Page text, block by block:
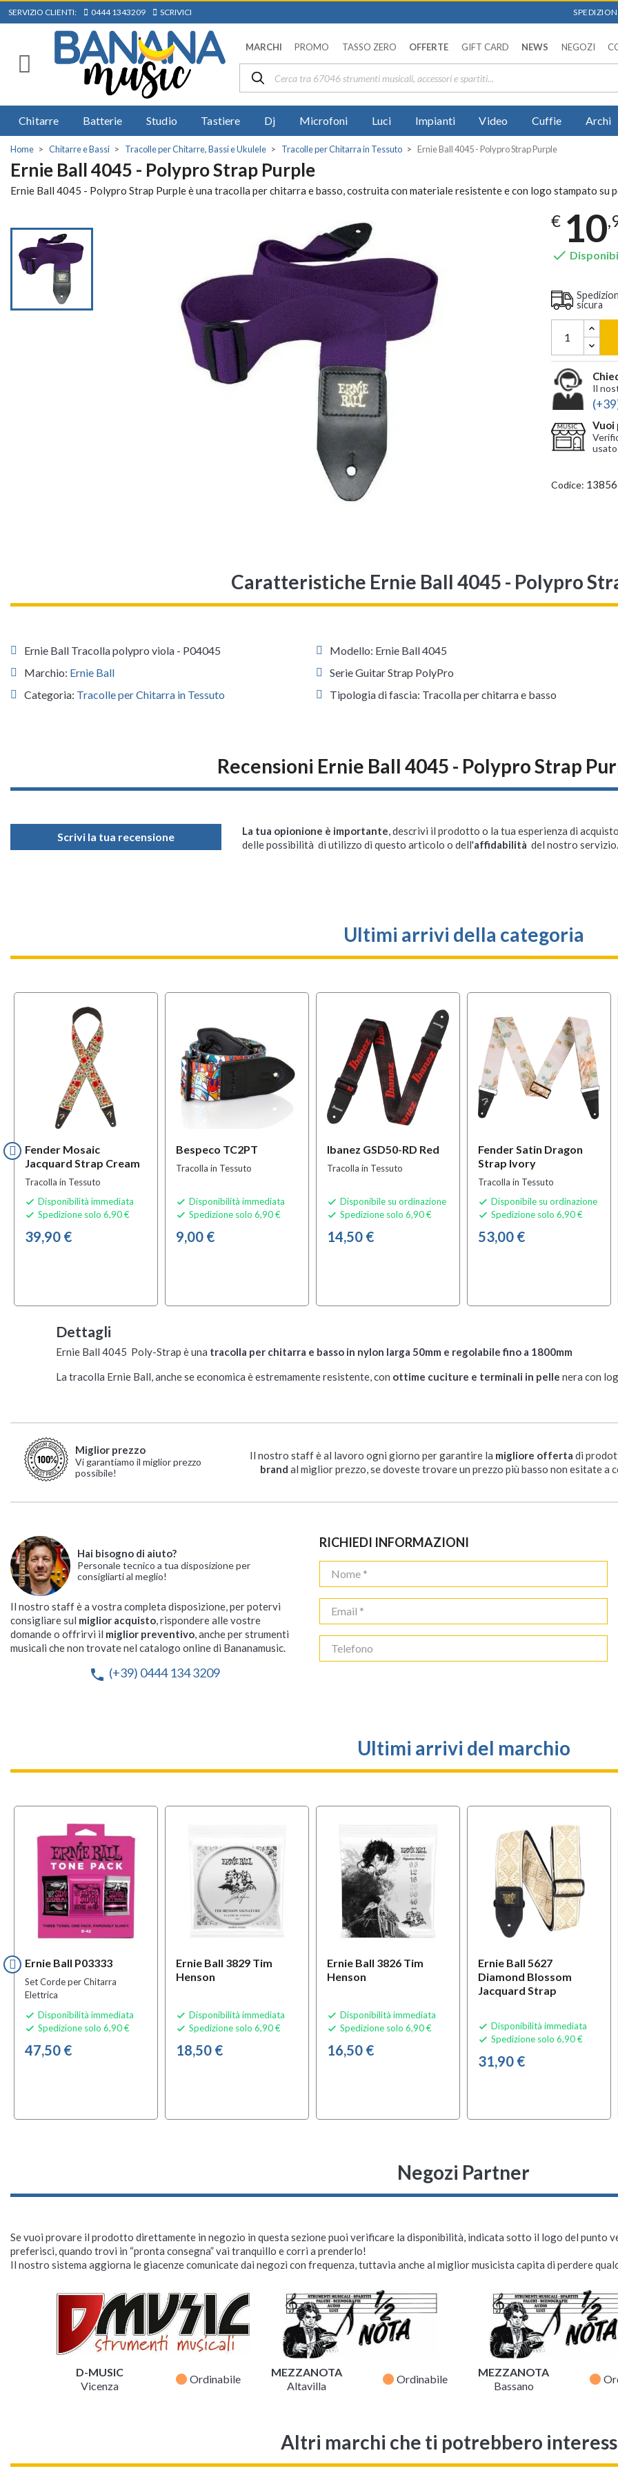
SERVIZIO CLIENTI: 0444 1343209 SCRIVICI
MARCHI PROMO TASSO ZERO OFFERTE GIFT CARD NEWS NEGOZI
Chitarre Batterie Studio Tastiere Dj Microfoni Luci Impianti Video Cuffie Archi
Home Chitarre e Bassi Tracolle per Chitarre, Bassi e Ukulele Tracolle per Chitarra in Tessuto Ernie Ball 4045 - Polypro Strap Purple
Ernie Ball 4045 - Polypro Strap Purple
Ernie Ball 4045 - Polypro Strap Purple è una tracolla per chitarra e basso, costruita con materiale resistente e con logo stampato su
€ 10

sicura
Il
Vuoi
Codice:
Caratteristiche Ernie Ball 4045 - Polypro
Ernie Ball Tracolla polypro viola - P04045
Marchio: Ernie Ball
Categoria: Tracolle per Chitarra in Tessuto
Modello: Ernie Ball 4045
Serie Guitar Strap PolyPro
Tipologia di fascia: Tracolla per chitarra e basso
Recensioni Ernie Ball 4045 - Polypro Strap
Scrivi la tua recensione La tua opionione è importante, descrivi il prodotto o la tua esperienza di
delle possibilità di utilizzo di questo articolo o dell'affidabilità del nostro
Ultimi arrivi della categoria
Fender Mosaic
Jacquard Strap Cream
Tracolla in Tessuto
 Disponibilità immediata
 Spedizione solo 6,90 €
39,90 €
Bespeco TC2PT
Tracolla in Tessuto
 Disponibilità immediata
 Spedizione solo 6,90 €
9,00 €
Ibanez GSD50-RD Red
Tracolla in Tessuto
 Disponibile su ordinazione
 Spedizione solo 6,90 €
14,50 €
Fender Satin Dragon
Strap Ivory
Tracolla in Tessuto
 Disponibile su ordinazione
 Spedizione solo 6,90 €
53,00 €
Dettagli
Ernie Ball 4045 Poly-Strap è una tracolla per chitarra e basso in nylon larga 50mm e regolabile fino a 1800mm
La tracolla Ernie Ball, anche se economica è estremamente resistente, con ottime cuciture e terminali in pelle nera con
Miglior prezzo
Vi garantiamo il miglior prezzo
possibile!
Il nostro staff è al lavoro ogni giorno per garantire la migliore offerta di
brand al miglior prezzo, se doveste trovare un prezzo più basso non esitate a
Hai bisogno di aiuto?
Personale tecnico a tua disposizione per
consigliarti al meglio!
Il nostro staff è a vostra completa disposizione, per potervi
consigliare sul miglior acquisto, rispondere alle vostre
domande o offrirvi il miglior preventivo, anche per strumenti
musicali che non trovate nel catalogo online di Bananamusic.
phone (+39) 0444 134 3209
RICHIEDI INFORMAZIONI
Ultimi arrivi del marchio
Ernie Ball P03333
Set Corde per Chitarra
Elettrica
 Disponibilità immediata
 Spedizione solo 6,90 €
47,50 €
Ernie Ball 3829 Tim
Henson
 Disponibilità immediata
 Spedizione solo 6,90 €
18,50 €
Ernie Ball 3826 Tim
Henson
 Disponibilità immediata
 Spedizione solo 6,90 €
16,50 €
Ernie Ball 5627
Diamond Blossom
Jacquard Strap
 Disponibilità immediata
 Spedizione solo 6,90 €
31,90 €
OFFERTA
Negozi Partner
Se vuoi provare il prodotto direttamente in negozio in questa sezione puoi verificare la disponibilità, indicata sotto il logo del punto
preferisci, quando trovi in “pronta consegna” vai tranquillo e corri a prenderlo!
Il nostro sistema aggiorna le giacenze comunicate dai negozi con frequenza, tuttavia anche al miglior musicista capita di perdere
D-MUSIC
Vicenza
fiber_manual_record Ordinabile
MEZZANOTA
Altavilla
fiber_manual_record Ordinabile
MEZZANOTA
Bassano
fiber_manual_record
Altri marchi che ti potrebbero